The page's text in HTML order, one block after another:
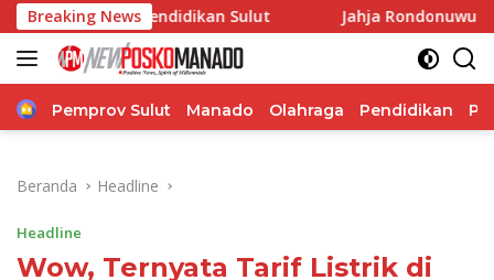
Langsung
ke
konten
Breaking News
Pendidikan Sulut Jahja Rondonuwu: Kepala
Home
Pemprov Sulut Manado Olahraga Pendidikan
Beranda Headline
Headline
Wow, Ternyata Tarif Listrik di